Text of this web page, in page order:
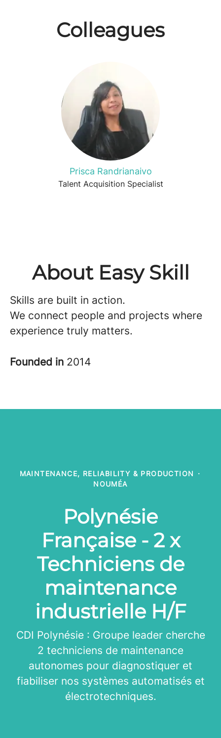
Colleagues
Prisca Randrianaivo
Talent Acquisition Specialist
About Easy Skill
Skills are built in action.
We connect people and projects where
experience truly matters.
Founded in 2014
MAINTENANCE, RELIABILITY & PRODUCTION
·
NOUMÉA
Polynésie
Française - 2 x
Techniciens de
maintenance
industrielle H/F
CDI Polynésie : Groupe leader cherche
2 techniciens de maintenance
autonomes pour diagnostiquer et
fiabiliser nos systèmes automatisés et
électrotechniques.